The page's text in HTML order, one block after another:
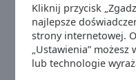
Kliknij przycisk
najlepsze
strony internetowej.
„Ustawienia”
lub technologie
Telefon:
Strona internetowa:
Email:
Facebook: